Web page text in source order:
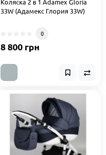
Коляска 2 в 1 Adamex Gloria
33W (Адамекс Глория 33W)
0
8 800 грн